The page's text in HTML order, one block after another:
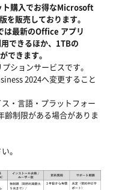
ト購入でお得なMicrosoft
販売しております。
最新のOffice アプリ
できるほか、1TBの
きます。
ションサービスです。
2024へ変更すること
・言語・プラットフォー
齢制限がある場合がありま
。